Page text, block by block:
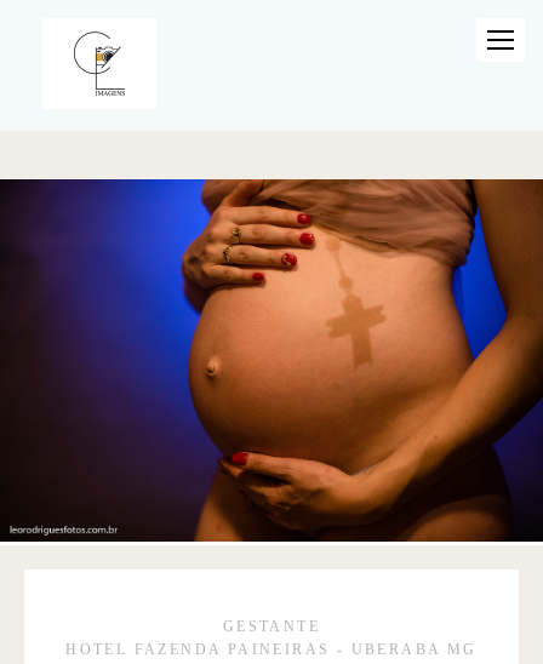
GESTANTE
HOTEL FAZENDA PAINEIRAS - UBERABA MG